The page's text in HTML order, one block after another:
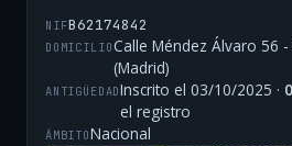
NIFB62174842
DOMICILIOCalle Méndez Álvaro 56
(Madrid)
ANTIGÜEDADInscrito el 03/10/2025 ·
el registro
ÁMBITONacional